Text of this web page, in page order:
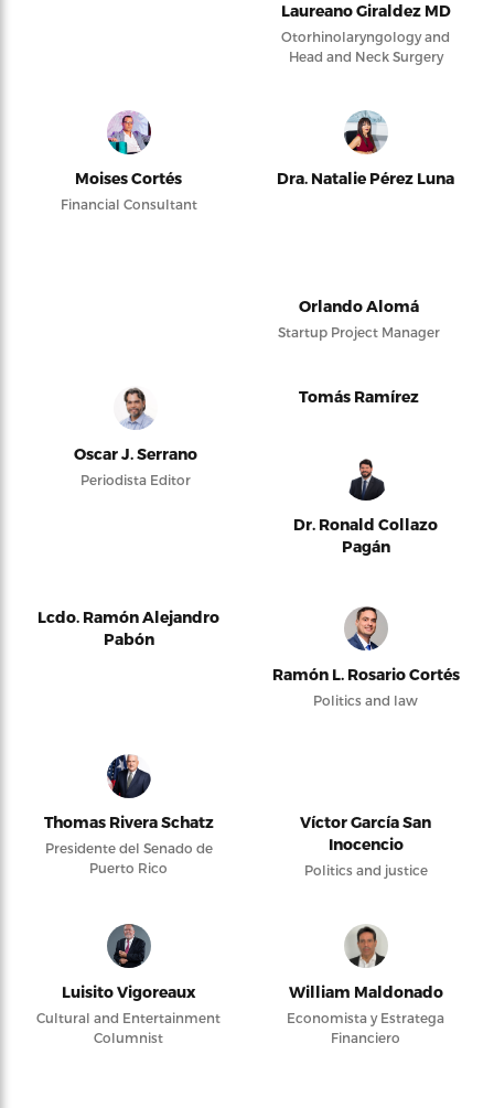
Laureano Giraldez MD
Otorhinolaryngology and
Head and Neck Surgery
Moises Cortés
Financial Consultant
Dra. Natalie Pérez Luna
Orlando Alomá
Startup Project Manager
Oscar J. Serrano
Periodista Editor
Tomás Ramírez
Dr. Ronald Collazo
Pagán
Lcdo. Ramón Alejandro
Pabón
Ramón L. Rosario Cortés
Politics and law
Thomas Rivera Schatz
Presidente del Senado de
Puerto Rico
Víctor García San
Inocencio
Politics and justice
Luisito Vigoreaux
Cultural and Entertainment
Columnist
William Maldonado
Economista y Estratega
Financiero